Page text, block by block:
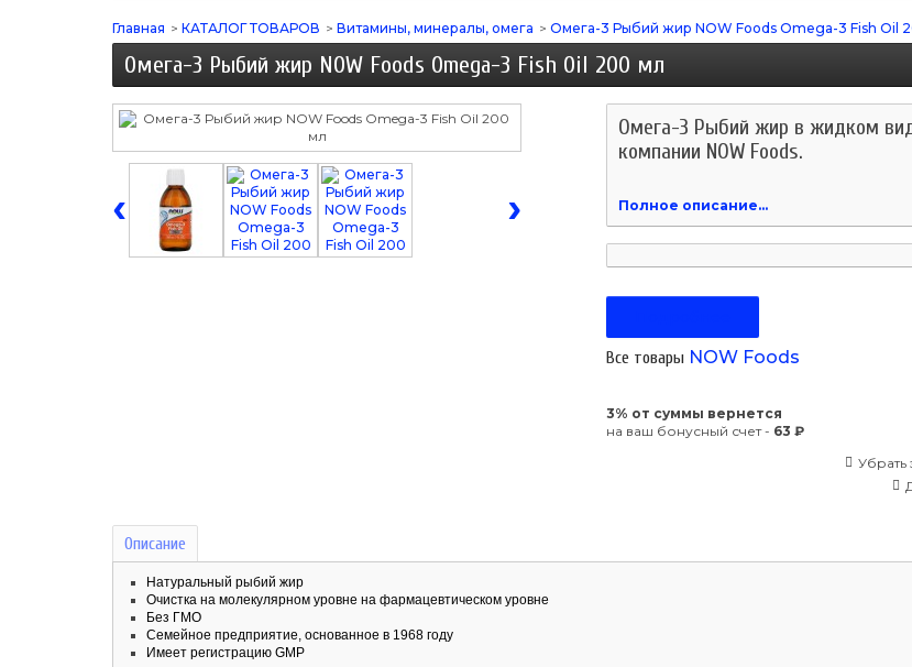
Главная > КАТАЛОГ ТОВАРОВ > Витамины, минералы, омега > Омега-3 Рыбий жир NOW Foods Omega-3 Fish Oil
Омега-3 Рыбий жир NOW Foods Omega-3 Fish Oil 200 мл
‹ ›
Омега-3 Рыбий жир в жидком
компании NOW Foods.
Полное описание...
Все товары NOW Foods
3% от суммы вернется
на ваш бонусный счет - 63 ₽
Убрать
Описание
Натуральный рыбий жир
Очистка на молекулярном уровне на фармацевтическом уровне
Без ГМО
Семейное предприятие, основанное в 1968 году
Имеет регистрацию GMP